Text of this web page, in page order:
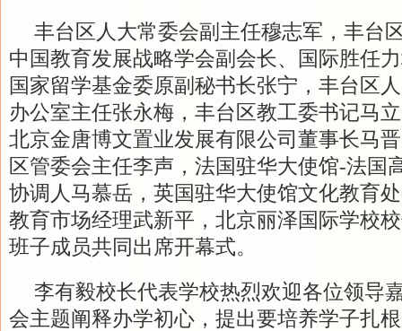
丰台区人大常委会副主任穆志军，丰台
中国教育发展战略学会副会长、国际胜任
国家留学基金委原副秘书长张宁，丰台区
办公室主任张永梅，丰台区教工委书记马
北京金唐博文置业发展有限公司董事长马
区管委会主任李声，法国驻华大使馆-法国
协调人马慕岳，英国驻华大使馆文化教育
教育市场经理武新平，北京丽泽国际学校
班子成员共同出席开幕式。
李有毅校长代表学校热烈欢迎各位领导
会主题阐释办学初心，提出要培养学子扎